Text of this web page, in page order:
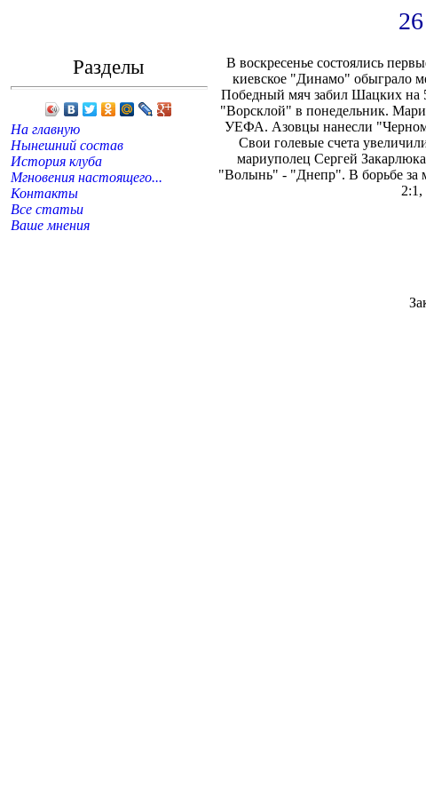
Разделы
На главную
Нынешний состав
История клуба
Мгновения настоящего...
Контакты
Все статьи
Ваше мнения
В воскресенье состоялись
киевское "Динамо" обыграло
Победный мяч забил Шацких на
"Ворсклой" в понедельник.
УЕФА. Азовцы нанесли
Свои голевые счета
мариуполец Сергей
"Волынь" - "Днепр". В борьбе за